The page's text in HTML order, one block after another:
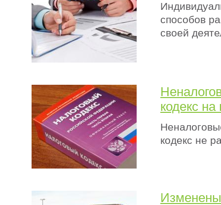
способов
своей
кодекс на
кодекс не
Изменены